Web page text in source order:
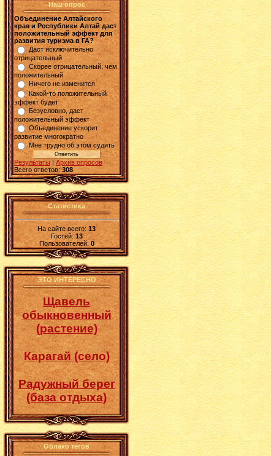
Наш опрос
Объединение Алтайского
края и Республики Алтай даст
положительный эффект для
развития туризма в ГА?
Даст исключительно
отрицательный
Скорее отрицательный, чем
положительный
Ничего не изменится
Какой-то положительный
эффект будет
Безусловно, даст
положительный эффект
Объединение ускорит
развитие многократно
Мне трудно об этом судить
Результаты| Архив опросов
Всего ответов: 308
Статистика
На сайте всего:13
Гостей: 13
Пользователей: 0
ЭТО ИНТЕРЕСНО
Щавель
обыкновенный
(растение)
Карагай (село)
Радужный берег
(база отдыха)
Облако тегов